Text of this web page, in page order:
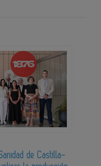
de Castilla-